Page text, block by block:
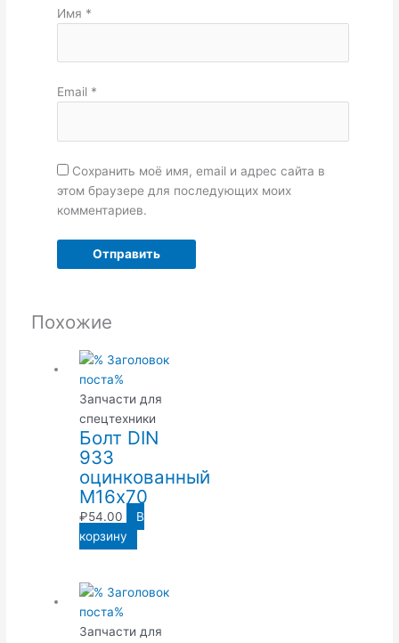
Имя *
Email *
Сохранить моё имя, email и адрес сайта в
этом браузере для последующих моих
комментариев.
Похожие
Запчасти для
спецтехники
Болт DIN
933
оцинкованный
М16х70
₽54.00
В
корзину
Запчасти для